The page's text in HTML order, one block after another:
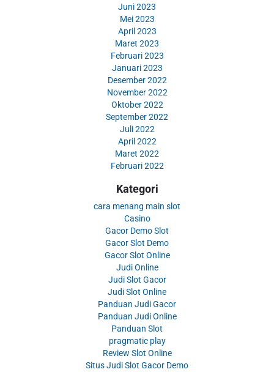
Juni 2023
Mei 2023
April 2023
Maret 2023
Februari 2023
Januari 2023
Desember 2022
November 2022
Oktober 2022
September 2022
Juli 2022
April 2022
Maret 2022
Februari 2022
Kategori
cara menang main slot
Casino
Gacor Demo Slot
Gacor Slot Demo
Gacor Slot Online
Judi Online
Judi Slot Gacor
Judi Slot Online
Panduan Judi Gacor
Panduan Judi Online
Panduan Slot
pragmatic play
Review Slot Online
Situs Judi Slot Gacor Demo